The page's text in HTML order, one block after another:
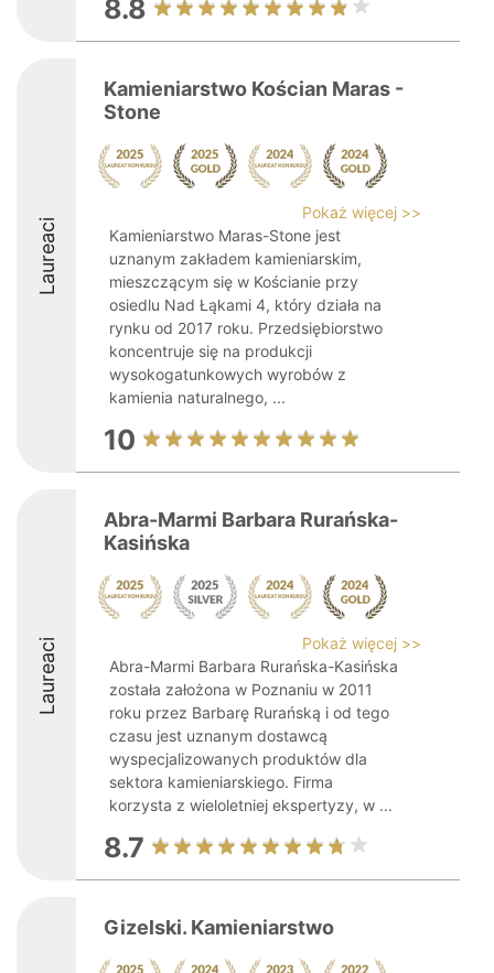
8.8
Laureaci
Kamieniarstwo Kościan Maras -
Stone
Pokaż więcej >>
Kamieniarstwo Maras-Stone jest
uznanym zakładem kamieniarskim,
mieszczącym się w Kościanie przy
osiedlu Nad Łąkami 4, który działa na
rynku od 2017 roku. Przedsiębiorstwo
koncentruje się na produkcji
wysokogatunkowych wyrobów z
kamienia naturalnego, ...
10
Laureaci
Abra-Marmi Barbara Rurańska-
Kasińska
Pokaż więcej >>
Abra-Marmi Barbara Rurańska-Kasińska
została założona w Poznaniu w 2011
roku przez Barbarę Rurańską i od tego
czasu jest uznanym dostawcą
wyspecjalizowanych produktów dla
sektora kamieniarskiego. Firma
korzysta z wieloletniej ekspertyzy, w ...
8.7
Gizelski. Kamieniarstwo